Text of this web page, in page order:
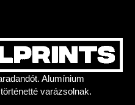
Alumínium
varázsolnak.